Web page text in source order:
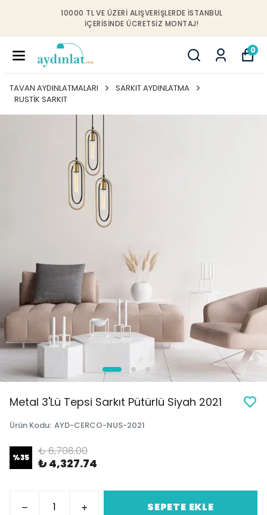
10000 TL VE ÜZERI ALIŞVERIŞLERDE İSTANBUL
IÇERISINDE ÜCRETSIZ MONTAJ!
0
TAVAN AYDINLATMALARI
SARKIT AYDINLATMA
RUSTİK SARKIT
Metal 3'Lü Tepsi Sarkıt Pütürlü Siyah 2021
Ürün Kodu: AYD-CERCO-NUS-2021
%35 ₺ 6,708.00
₺ 4,327.74
SEPETE EKLE